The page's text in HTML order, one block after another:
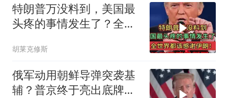
特朗普万没料到，美国最
头疼的事情发生了？全世
胡莱克修斯
俄军动用朝鲜导弹突袭基
辅？普京终于亮出底牌，